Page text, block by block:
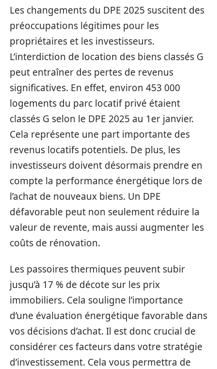
Les changements du DPE 2025 suscitent des
préoccupations légitimes pour les
propriétaires et les investisseurs.
L’interdiction de location des biens classés G
peut entraîner des pertes de revenus
significatives. En effet, environ 453 000
logements du parc locatif privé étaient
classés G selon le DPE 2025 au 1er janvier.
Cela représente une part importante des
revenus locatifs potentiels. De plus, les
investisseurs doivent désormais prendre en
compte la performance énergétique lors de
l’achat de nouveaux biens. Un DPE
défavorable peut non seulement réduire la
valeur de revente, mais aussi augmenter les
coûts de rénovation.
Les passoires thermiques peuvent subir
jusqu’à 17 % de décote sur les prix
immobiliers. Cela souligne l’importance
d’une évaluation énergétique favorable dans
vos décisions d’achat. Il est donc crucial de
considérer ces facteurs dans votre stratégie
d’investissement. Cela vous permettra de